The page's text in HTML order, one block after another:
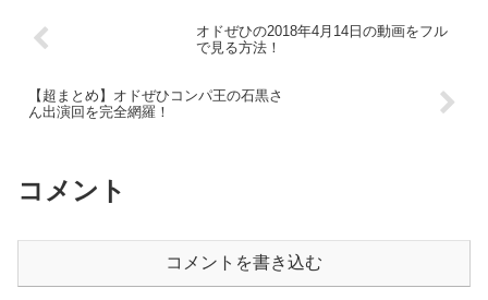
オドぜひの2018年4月14日の動画をフル
で見る方法！
【超まとめ】オドぜひコンパ王の石黒さ
ん出演回を完全網羅！
コメント
コメントを書き込む